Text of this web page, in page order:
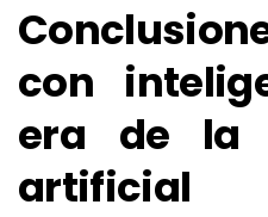
con
era de la
artificial